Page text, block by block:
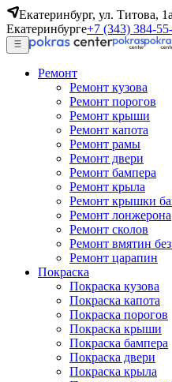
Екатеринбург, ул. Титова, 1а
Екатеринбурге+7 (343) 384-
Ремонт
Ремонт кузова
Ремонт порогов
Ремонт крыши
Ремонт капота
Ремонт рамы
Ремонт двери
Ремонт бампера
Ремонт крыла
Ремонт крышки
Ремонт лонжерона
Ремонт сколов
Ремонт вмятин
Ремонт царапин
Покраска
Покраска кузова
Покраска капота
Покраска порогов
Покраска крыши
Покраска бампера
Покраска двери
Покраска крыла